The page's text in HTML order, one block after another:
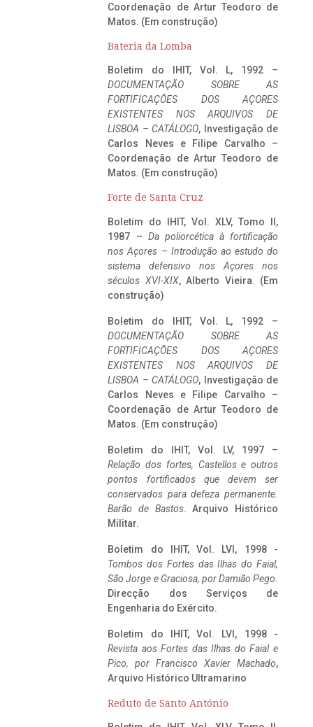
Coordenação de Artur Teodoro de
Matos. (Em construção)
Bateria da Lomba
Boletim do IHIT, Vol. L, 1992 –
DOCUMENTAÇÃO SOBRE AS
FORTIFICAÇÕES DOS AÇORES
EXISTENTES NOS ARQUIVOS DE
LISBOA – CATÁLOGO, Investigação de
Carlos Neves e Filipe Carvalho –
Coordenação de Artur Teodoro de
Matos. (Em construção)
Forte de Santa Cruz
Boletim do IHIT, Vol. XLV, Tomo II,
1987 – Da poliorcética à fortificação
nos Açores – Introdução ao estudo do
sistema defensivo nos Açores nos
séculos XVI-XIX, Alberto Vieira. (Em
construção)
Boletim do IHIT, Vol. L, 1992 –
DOCUMENTAÇÃO SOBRE AS
FORTIFICAÇÕES DOS AÇORES
EXISTENTES NOS ARQUIVOS DE
LISBOA – CATÁLOGO, Investigação de
Carlos Neves e Filipe Carvalho –
Coordenação de Artur Teodoro de
Matos. (Em construção)
Boletim do IHIT, Vol. LV, 1997 –
Relação dos fortes, Castellos e outros
pontos fortificados que devem ser
conservados para defeza permanente.
Barão de Bastos. Arquivo Histórico
Militar.
Boletim do IHIT, Vol. LVI, 1998 -
Tombos dos Fortes das Ilhas do Faial,
São Jorge e Graciosa, por Damião Pego.
Direcção dos Serviços de
Engenharia do Exército.
Boletim do IHIT, Vol. LVI, 1998 -
Revista aos Fortes das Ilhas do Faial e
Pico, por Francisco Xavier Machado,
Arquivo Histórico Ultramarino
Reduto de Santo António